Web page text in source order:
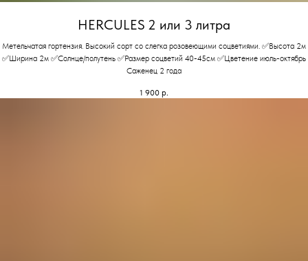
HERCULES 2 или 3 литра
Метельчатая гортензия. Высокий сорт со слегка розовеющими соцветиями. ✅Высота 2м
✅Ширина 2м ✅Солнце/полутень ✅Размер соцветий 40-45см ✅Цветение июль-октябрь
Саженец 2 года
1 900 р.